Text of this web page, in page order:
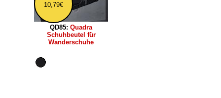
10,79€
QD85: Quadra
Schuhbeutel für
Wanderschuhe